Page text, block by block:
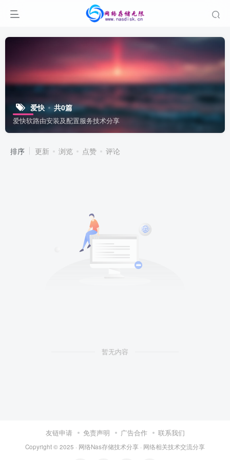
爱快 共0篇
爱快软路由安装及配置服务技术分享
排序 更新 浏览 点赞 评论
暂无内容
友链申请 免责声明 广告合作 联系我们
Copyright © 2025 · 网络Nas存储技术分享 · 网络相关技术交流分享